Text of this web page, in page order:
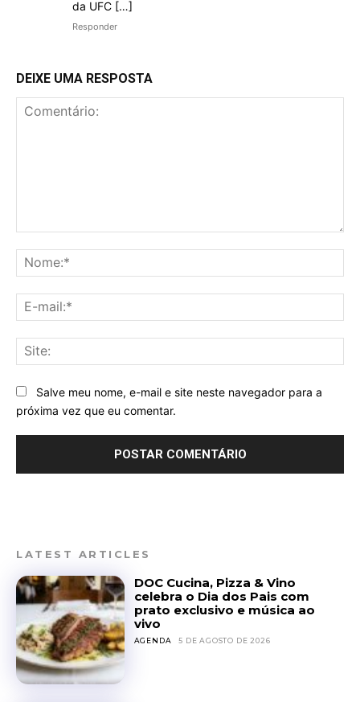
da UFC […]
Responder
DEIXE UMA RESPOSTA
Salve meu nome, e-mail e site neste navegador para a
próxima vez que eu comentar.
LATEST ARTICLES
DOC Cucina, Pizza & Vino
celebra o Dia dos Pais com
prato exclusivo e música ao
vivo
AGENDA 5 DE AGOSTO DE 2026